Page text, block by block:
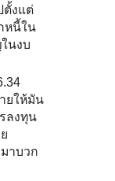
ตั้งแต่
หนี้ใน
นงบ
ยให้มัน
ลงทุน
าบวก